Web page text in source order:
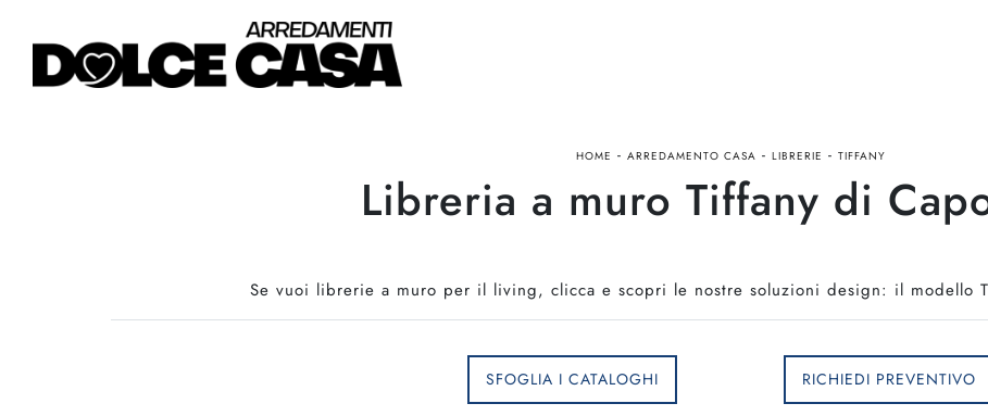
HOME - ARREDAMENTO CASA - LIBRERIE - TIFFANY
Libreria a muro Tiffany di
Se vuoi librerie a muro per il living, clicca e scopri le nostre soluzioni design: il modello
SFOGLIA I CATALOGHI RICHIEDI PREVENTIVO